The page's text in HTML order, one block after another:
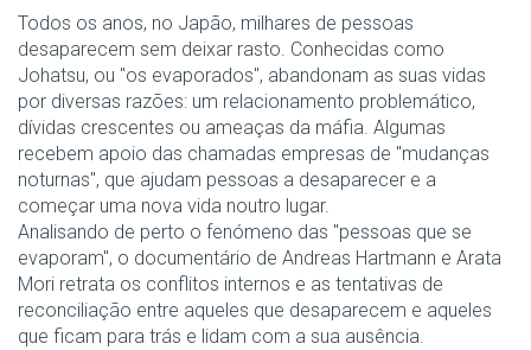
Todos os anos, no Japão, milhares de pessoas
desaparecem sem deixar rasto. Conhecidas como
Johatsu, ou "os evaporados", abandonam as suas vidas
por diversas razões: um relacionamento problemático,
dívidas crescentes ou ameaças da máfia. Algumas
recebem apoio das chamadas empresas de "mudanças
noturnas", que ajudam pessoas a desaparecer e a
começar uma nova vida noutro lugar.
Analisando de perto o fenómeno das "pessoas que se
evaporam", o documentário de Andreas Hartmann e Arata
Mori retrata os conflitos internos e as tentativas de
reconciliação entre aqueles que desaparecem e aqueles
que ficam para trás e lidam com a sua ausência.